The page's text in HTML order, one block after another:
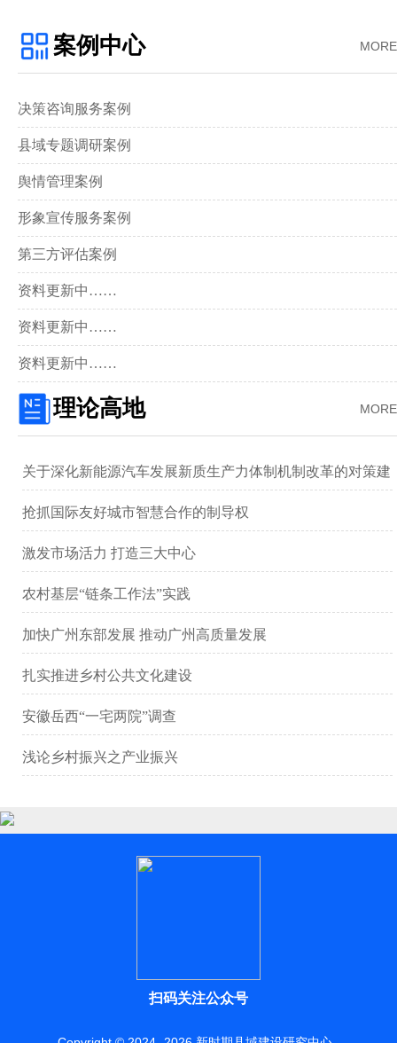
MORE
案例中心
决策咨询服务案例
县域专题调研案例
舆情管理案例
形象宣传服务案例
第三方评估案例
资料更新中……
资料更新中……
资料更新中……
MORE
理论高地
关于深化新能源汽车发展新质生产力体制机制改革的对策建
议 ——以广汽集团为例
抢抓国际友好城市智慧合作的制导权
激发市场活力 打造三大中心
农村基层“链条工作法”实践
加快广州东部发展 推动广州高质量发展
扎实推进乡村公共文化建设
安徽岳西“一宅两院”调查
浅论乡村振兴之产业振兴
扫码关注公众号